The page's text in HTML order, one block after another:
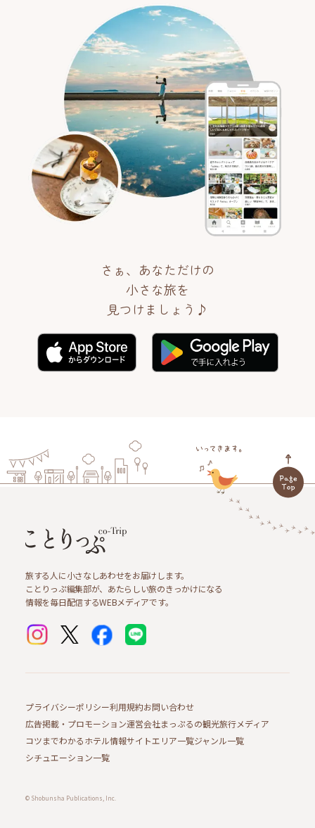
さぁ、あなただけの
小さな旅を
見つけましょう♪
旅する人に小さなしあわせをお届けします。
ことりっぷ編集部が、あたらしい旅のきっかけになる
情報を毎日配信するWEBメディアです。
プライバシーポリシー利用規約お問い合わせ
広告掲載・プロモーション運営会社まっぷるの観光旅行メディア
コツまでわかるホテル情報サイトエリア一覧ジャンル一覧
シチュエーション一覧
© Shobunsha Publications, Inc.